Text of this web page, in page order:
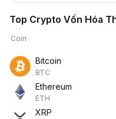
Top Crypto Vốn Hóa
Coin
Bitcoin
BTC
Ethereum
ETH
XRP